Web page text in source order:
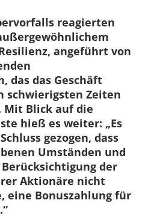
reagierten
angeführt von
das das Geschäft
schwierigsten Zeiten
Mit Blick auf die
hieß es weiter: „Es
gezogen, dass
Umständen und
der
Aktionäre nicht
eine Bonuszahlung für